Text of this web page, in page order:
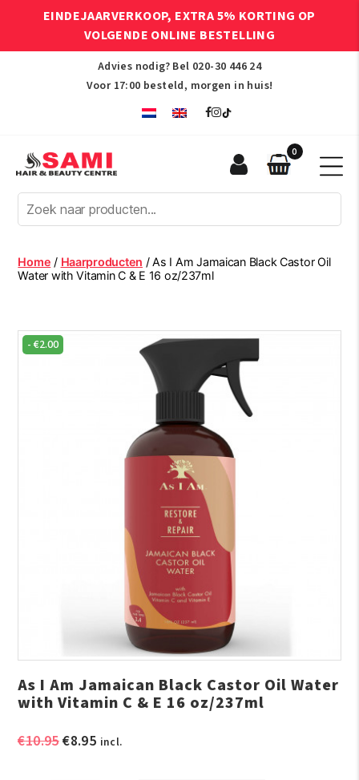
EINDEJAARVERKOOP, EXTRA 5% KORTING OP
VOLGENDE ONLINE BESTELLING
Advies nodig? Bel 020-30 446 24
Voor 17:00 besteld, morgen in huis!
Afro
Hair
Beauty
Centre
0
Home / Haarproducten / As I Am Jamaican Black Castor Oil
Water with Vitamin C & E 16 oz/237ml
-€2.00
As I Am Jamaican Black Castor Oil Water
with Vitamin C & E 16 oz/237ml
€10.95Oorspronkelijke
€8.95Huidige
incl.